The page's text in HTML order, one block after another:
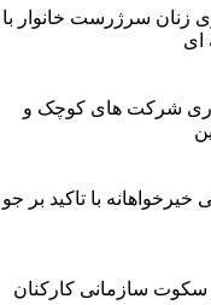
زنان سرژرست خانوار با
ای
شرکت های کوچک و
با تاکید بر جو
سکوت سازمانی کارکنان